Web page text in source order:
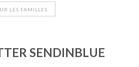
LES FAMILLES
SENDINBLUE